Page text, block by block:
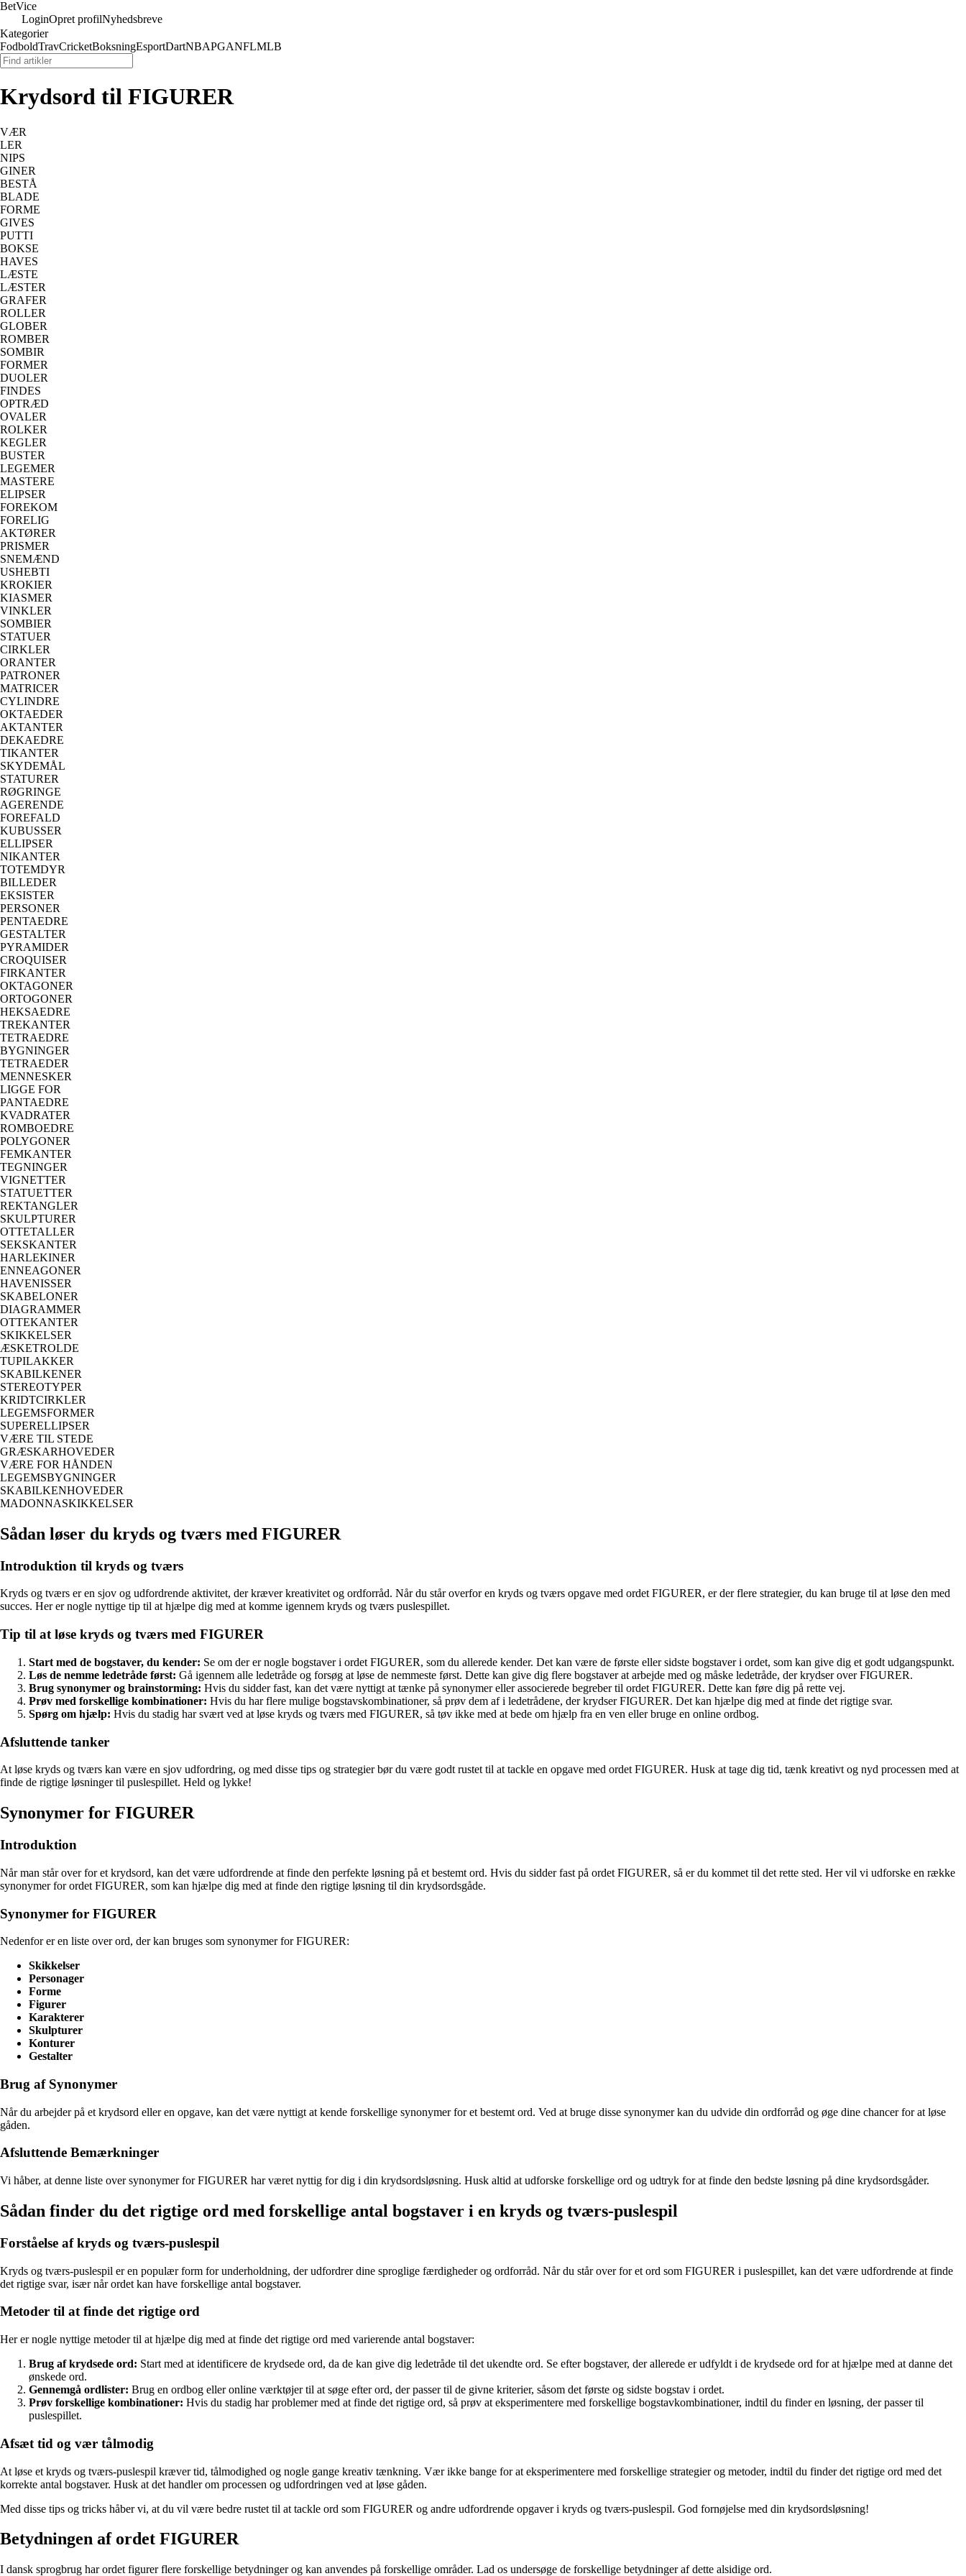
BetVice
LoginOpret profilNyhedsbreve
Kategorier
FodboldTravCricketBoksningEsportDartNBAPGANFLMLB
Krydsord til FIGURER
VÆR
LER
NIPS
GINER
BESTÅ
BLADE
FORME
GIVES
PUTTI
BOKSE
HAVES
LÆSTE
LÆSTER
GRAFER
ROLLER
GLOBER
ROMBER
SOMBIR
FORMER
DUOLER
FINDES
OPTRÆD
OVALER
ROLKER
KEGLER
BUSTER
LEGEMER
MASTERE
ELIPSER
FOREKOM
FORELIG
AKTØRER
PRISMER
SNEMÆND
USHEBTI
KROKIER
KIASMER
VINKLER
SOMBIER
STATUER
CIRKLER
ORANTER
PATRONER
MATRICER
CYLINDRE
OKTAEDER
AKTANTER
DEKAEDRE
TIKANTER
SKYDEMÅL
STATURER
RØGRINGE
AGERENDE
FOREFALD
KUBUSSER
ELLIPSER
NIKANTER
TOTEMDYR
BILLEDER
EKSISTER
PERSONER
PENTAEDRE
GESTALTER
PYRAMIDER
CROQUISER
FIRKANTER
OKTAGONER
ORTOGONER
HEKSAEDRE
TREKANTER
TETRAEDRE
BYGNINGER
TETRAEDER
MENNESKER
LIGGE FOR
PANTAEDRE
KVADRATER
ROMBOEDRE
POLYGONER
FEMKANTER
TEGNINGER
VIGNETTER
STATUETTER
REKTANGLER
SKULPTURER
OTTETALLER
SEKSKANTER
HARLEKINER
ENNEAGONER
HAVENISSER
SKABELONER
DIAGRAMMER
OTTEKANTER
SKIKKELSER
ÆSKETROLDE
TUPILAKKER
SKABILKENER
STEREOTYPER
KRIDTCIRKLER
LEGEMSFORMER
SUPERELLIPSER
VÆRE TIL STEDE
GRÆSKARHOVEDER
VÆRE FOR HÅNDEN
LEGEMSBYGNINGER
SKABILKENHOVEDER
MADONNASKIKKELSER
Sådan løser du kryds og tværs med FIGURER
Introduktion til kryds og tværs
Kryds og tværs er en sjov og udfordrende aktivitet, der kræver kreativitet og ordforråd. Når du står overfor en kryds og tværs opgave med ordet FIGURER, er der flere strategier, du kan bruge til at løse den med
succes. Her er nogle nyttige tip til at hjælpe dig med at komme igennem kryds og tværs puslespillet.
Tip til at løse kryds og tværs med FIGURER
Start med de bogstaver, du kender: Se om der er nogle bogstaver i ordet FIGURER, som du allerede kender. Det kan være de første eller sidste bogstaver i ordet, som kan give dig et godt udgangspunkt.
Løs de nemme ledetråde først: Gå igennem alle ledetråde og forsøg at løse de nemmeste først. Dette kan give dig flere bogstaver at arbejde med og måske ledetråde, der krydser over FIGURER.
Brug synonymer og brainstorming: Hvis du sidder fast, kan det være nyttigt at tænke på synonymer eller associerede begreber til ordet FIGURER. Dette kan føre dig på rette vej.
Prøv med forskellige kombinationer: Hvis du har flere mulige bogstavskombinationer, så prøv dem af i ledetrådene, der krydser FIGURER. Det kan hjælpe dig med at finde det rigtige svar.
Spørg om hjælp: Hvis du stadig har svært ved at løse kryds og tværs med FIGURER, så tøv ikke med at bede om hjælp fra en ven eller bruge en online ordbog.
Afsluttende tanker
At løse kryds og tværs kan være en sjov udfordring, og med disse tips og strategier bør du være godt rustet til at tackle en opgave med ordet FIGURER. Husk at tage dig tid, tænk kreativt og nyd processen med at
finde de rigtige løsninger til puslespillet. Held og lykke!
Synonymer for FIGURER
Introduktion
Når man står over for et krydsord, kan det være udfordrende at finde den perfekte løsning på et bestemt ord. Hvis du sidder fast på ordet FIGURER, så er du kommet til det rette sted. Her vil vi udforske en række
synonymer for ordet FIGURER, som kan hjælpe dig med at finde den rigtige løsning til din krydsordsgåde.
Synonymer for FIGURER
Nedenfor er en liste over ord, der kan bruges som synonymer for FIGURER:
Skikkelser
Personager
Forme
Figurer
Karakterer
Skulpturer
Konturer
Gestalter
Brug af Synonymer
Når du arbejder på et krydsord eller en opgave, kan det være nyttigt at kende forskellige synonymer for et bestemt ord. Ved at bruge disse synonymer kan du udvide din ordforråd og øge dine chancer for at løse
gåden.
Afsluttende Bemærkninger
Vi håber, at denne liste over synonymer for FIGURER har været nyttig for dig i din krydsordsløsning. Husk altid at udforske forskellige ord og udtryk for at finde den bedste løsning på dine krydsordsgåder.
Sådan finder du det rigtige ord med forskellige antal bogstaver i en kryds og tværs-puslespil
Forståelse af kryds og tværs-puslespil
Kryds og tværs-puslespil er en populær form for underholdning, der udfordrer dine sproglige færdigheder og ordforråd. Når du står over for et ord som FIGURER i puslespillet, kan det være udfordrende at finde
det rigtige svar, især når ordet kan have forskellige antal bogstaver.
Metoder til at finde det rigtige ord
Her er nogle nyttige metoder til at hjælpe dig med at finde det rigtige ord med varierende antal bogstaver:
Brug af krydsede ord: Start med at identificere de krydsede ord, da de kan give dig ledetråde til det ukendte ord. Se efter bogstaver, der allerede er udfyldt i de krydsede ord for at hjælpe med at danne det
ønskede ord.
Gennemgå ordlister: Brug en ordbog eller online værktøjer til at søge efter ord, der passer til de givne kriterier, såsom det første og sidste bogstav i ordet.
Prøv forskellige kombinationer: Hvis du stadig har problemer med at finde det rigtige ord, så prøv at eksperimentere med forskellige bogstavkombinationer, indtil du finder en løsning, der passer til
puslespillet.
Afsæt tid og vær tålmodig
At løse et kryds og tværs-puslespil kræver tid, tålmodighed og nogle gange kreativ tænkning. Vær ikke bange for at eksperimentere med forskellige strategier og metoder, indtil du finder det rigtige ord med det
korrekte antal bogstaver. Husk at det handler om processen og udfordringen ved at løse gåden.
Med disse tips og tricks håber vi, at du vil være bedre rustet til at tackle ord som FIGURER og andre udfordrende opgaver i kryds og tværs-puslespil. God fornøjelse med din krydsordsløsning!
Betydningen af ordet FIGURER
I dansk sprogbrug har ordet figurer flere forskellige betydninger og kan anvendes på forskellige områder. Lad os undersøge de forskellige betydninger af dette alsidige ord.